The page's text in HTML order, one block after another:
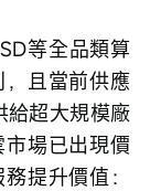
等全品類算
且當前供應
給超大規模廠
場已出現價
提升價值：